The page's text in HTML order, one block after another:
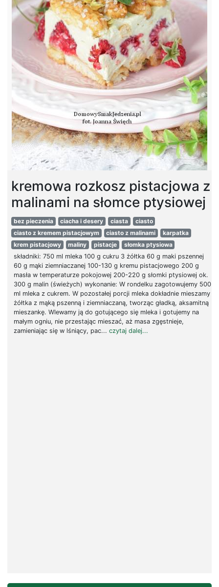
kremowa rozkosz pistacjowa z
malinami na słomce ptysiowej
bez pieczenia ciacha i desery ciasta
ciasto
ciasto z kremem pistacjowym
ciasto z malinami
karpatka
krem pistacjowy
maliny pistacje
słomka ptysiowa
składniki: 750 ml mleka 100 g cukru 3 żółtka 60 g maki pszennej
60 g mąki ziemniaczanej 100-130 g kremu pistacjowego 200 g
masła w temperaturze pokojowej 200-220 g słomki ptysiowej ok.
300 g malin (świeżych) wykonanie: W rondelku zagotowujemy 500
ml mleka z cukrem. W pozostałej porcji mleka dokładnie mieszamy
żółtka z mąką pszenną i ziemniaczaną, tworząc gładką, aksamitną
mieszankę. Wlewamy ją do gotującego się mleka i gotujemy na
małym ogniu, nie przestając mieszać, aż masa zgęstnieje,
zamieniając się w lśniący, pac... czytaj dalej...